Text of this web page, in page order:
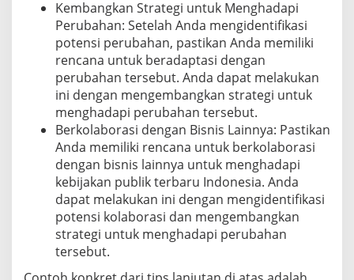
Kembangkan Strategi untuk Menghadapi
Perubahan: Setelah Anda mengidentifikasi
potensi perubahan, pastikan Anda memiliki
rencana untuk beradaptasi dengan
perubahan tersebut. Anda dapat melakukan
ini dengan mengembangkan strategi untuk
menghadapi perubahan tersebut.
Berkolaborasi dengan Bisnis Lainnya: Pastikan
Anda memiliki rencana untuk berkolaborasi
dengan bisnis lainnya untuk menghadapi
kebijakan publik terbaru Indonesia. Anda
dapat melakukan ini dengan mengidentifikasi
potensi kolaborasi dan mengembangkan
strategi untuk menghadapi perubahan
tersebut.